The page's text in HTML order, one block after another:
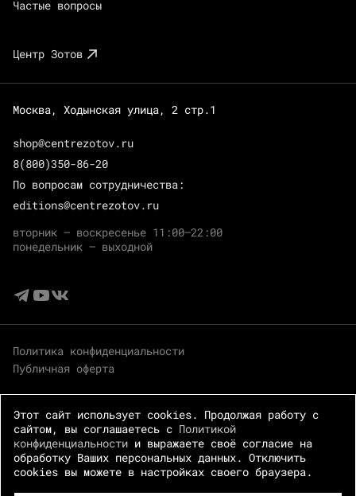
Частые вопросы
Центр Зотов
Москва, Ходынская улица, 2 стр.1
shop@centrezotov.ru
8(800)350-86-20
По вопросам сотрудничества:
editions@centrezotov.ru
вторник — воскресенье 11:00–22:00
понедельник — выходной
Политика конфиденциальности
Публичная оферта
Этот сайт использует cookies. Продолжая работу с
сайтом, вы соглашаетесь с Политикой
конфиденциальности и выражаете своё согласие на
обработку Ваших персональных данных. Отключить
cookies вы можете в настройках своего браузера.